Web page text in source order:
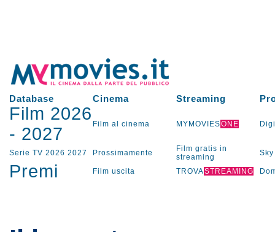
Database Cinema Streaming
Film 2026
- 2027 Film al cinema MYMOVIESONE
Serie TV 2026 2027 Prossimamente
Film gratis in
streaming
Sky
Premi Film uscita TROVASTREAMING